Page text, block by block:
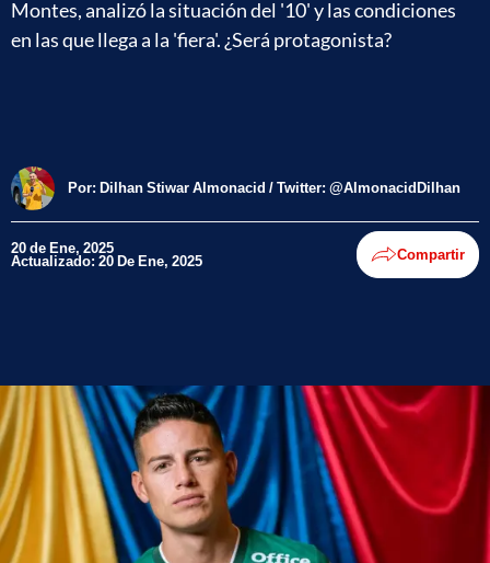
Montes, analizó la situación del '10' y las condiciones
en las que llega a la 'fiera'. ¿Será protagonista?
Por: Dilhan Stiwar Almonacid / Twitter: @AlmonacidDilhan
20 de Ene, 2025
Actualizado: 20 De Ene, 2025 Compartir